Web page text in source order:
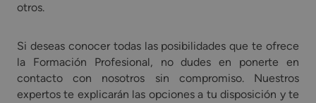
otros.
Si deseas conocer todas las posibilidades que te ofrece
la Formación Profesional, no dudes en ponerte en
contacto con nosotros sin compromiso. Nuestros
expertos te explicarán las opciones a tu disposición y te